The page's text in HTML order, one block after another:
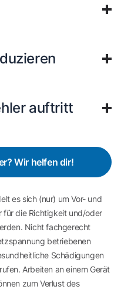
auftritt
Wir helfen dir!
es sich (nur) um Vor- und
für die Richtigkeit und/oder
Nicht fachgerecht
betriebenen
Schädigungen
Arbeiten an einem Gerät
zum Verlust des